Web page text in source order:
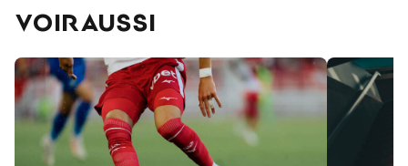
VOIR AUSSI